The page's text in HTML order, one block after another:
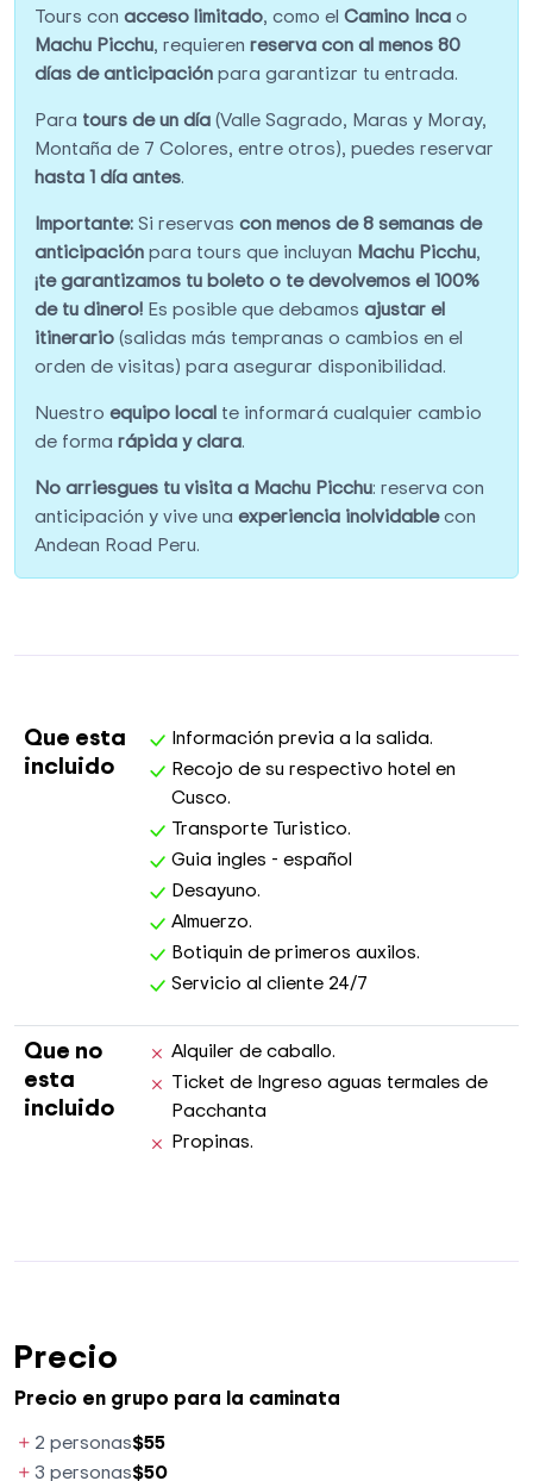
Tours con acceso limitado, como el Camino Incao
Machu Picchu, requieren reserva con al menos 80
días de anticipaciónpara garantizar tu entrada.
Para tours de un día(Valle Sagrado, Maras y Moray,
Montaña de 7 Colores, entre otros), puedes reservar
hasta 1 día antes.
Importante:Si reservas con menos de 8 semanas de
anticipaciónpara tours que incluyan Machu Picchu,
¡te garantizamos tu boleto o te devolvemos el 100%
de tu dinero! Es posible que debamos ajustar el
itinerario(salidas más tempranas o cambios en el
orden de visitas) para asegurar disponibilidad.
Nuestro equipo local te informará cualquier cambio
de forma rápida y clara.
No arriesgues tu visita a Machu Picchu: reserva con
anticipación y vive una experiencia inolvidablecon
Andean Road Peru.
Que esta
incluido
Información previa a la salida.
Recojo de su respectivo hotel en
Cusco.
Transporte Turistico.
Guia ingles - español
Desayuno.
Almuerzo.
Botiquin de primeros auxilos.
Servicio al cliente 24/7
Que no
esta
incluido
Alquiler de caballo.
Ticket de Ingreso aguas termales de
Pacchanta
Propinas.
Precio
Precio en grupo para la caminata
2 personas$55
3 personas$50